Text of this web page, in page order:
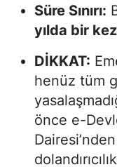
Süre Sınırı:
yılda bir kez
DİKKAT:
henüz tüm
önce e-